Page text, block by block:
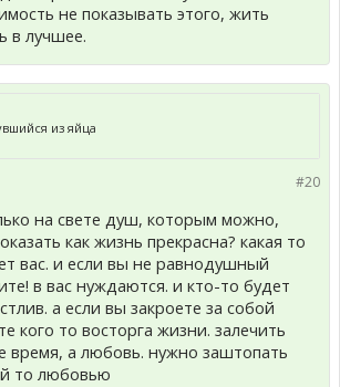
не показывать этого, жить
в лучшее.
из яйца
#20
на свете душ, которым можно,
как жизнь прекрасна? какая то
вас. и если вы не равнодушный
в вас нуждаются. и кто-то будет
а если вы закроете за собой
кого то восторга жизни. залечить
время, а любовь. нужно заштопать
то любовью